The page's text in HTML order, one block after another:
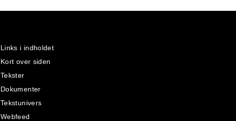
Links i indholdet
Kort over siden
Tekster
Dokumenter
Tekstunivers
Webfeed